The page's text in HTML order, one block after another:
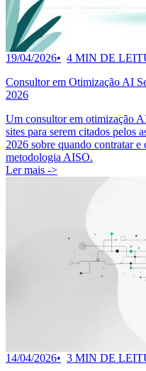
19/04/2026 4 MIN DE
Consultor em Otimização AI
2026
Um consultor em otimização
sites para serem citados pelos
2026 sobre quando contratar
metodologia AISO.
Ler mais ->
14/04/2026 3 MIN DE